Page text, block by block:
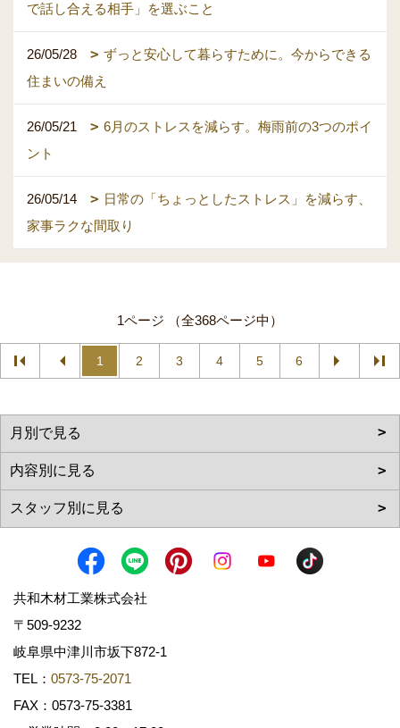
で話し合える相手」を選ぶこと
26/05/28
ずっと安心して暮らすために。今からできる
住まいの備え
26/05/21
6月のストレスを減らす。梅雨前の3つのポイ
ント
26/05/14
日常の「ちょっとしたストレス」を減らす、
家事ラクな間取り
1ページ （全368ページ中）
1 2 3 4 5 6
共和木材工業株式会社
〒509-9232
岐阜県中津川市坂下872‐1
TEL： 0573-75-2071
FAX：0573-75-3381